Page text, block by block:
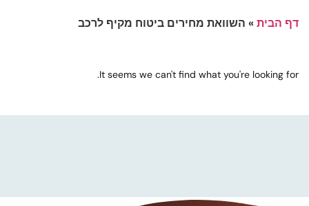
דף הבית» השוואת מחירים ביטוח מקיף לרכב
It seems we can't find what you're looking for.